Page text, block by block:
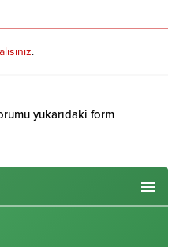
.
yukarıdaki form